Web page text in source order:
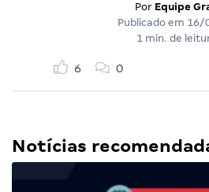
Por Equipe
Publicado em 16/
1 min. de
6 0
Notícias